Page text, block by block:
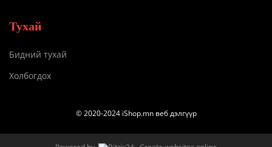
Тухай
Бидний тухай
Холбогдох
© 2020-2024 iShop.mn веб дэлгүүр